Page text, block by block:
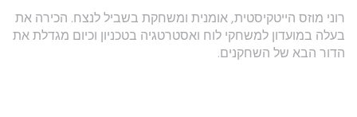
רוני מוזס הייטקיסטית, אומנית ומשחקת בשביל לנצח. הכירה את
בעלה במועדון למשחקי לוח ואסטרטגיה בטכניון וכיום מגדלת את
הדור הבא של השחקנים.